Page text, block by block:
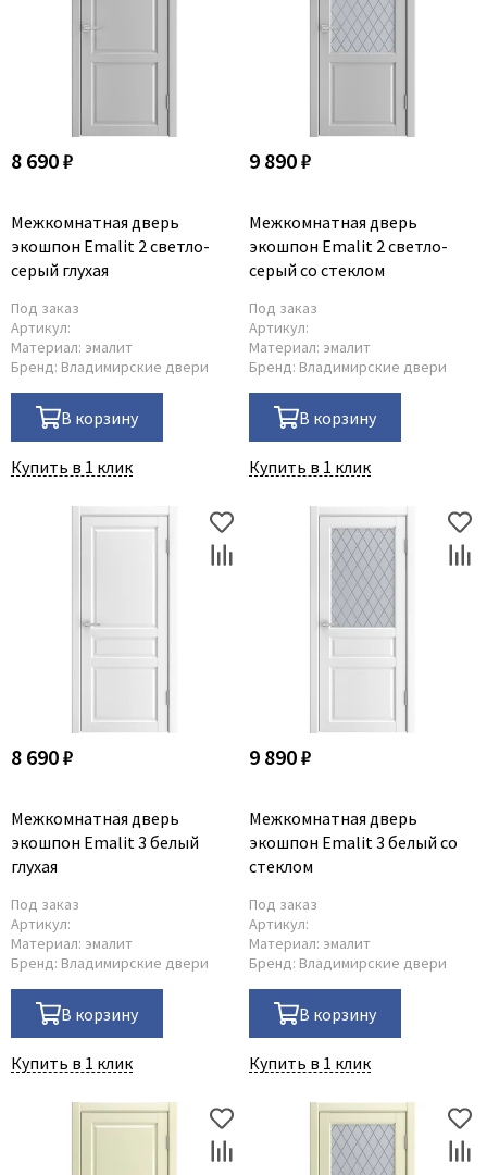
8 690 ₽
Межкомнатная дверь
экошпон Emalit 2 светло-
серый глухая
Под заказ
Артикул:
Материал: эмалит
Бренд: Владимирские двери
В корзину
Купить в 1 клик
9 890 ₽
Межкомнатная дверь
экошпон Emalit 2 светло-
серый со стеклом
Под заказ
Артикул:
Материал: эмалит
Бренд: Владимирские двери
В корзину
Купить в 1 клик
8 690 ₽
Межкомнатная дверь
экошпон Emalit 3 белый
глухая
Под заказ
Артикул:
Материал: эмалит
Бренд: Владимирские двери
В корзину
Купить в 1 клик
9 890 ₽
Межкомнатная дверь
экошпон Emalit 3 белый со
стеклом
Под заказ
Артикул:
Материал: эмалит
Бренд: Владимирские двери
В корзину
Купить в 1 клик